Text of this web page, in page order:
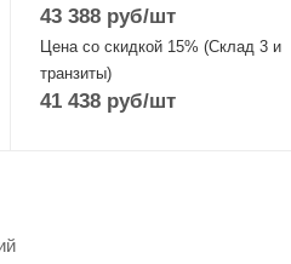
43 388 руб/шт
Цена со скидкой 15% (Склад 3 и
транзиты)
41 438 руб/шт